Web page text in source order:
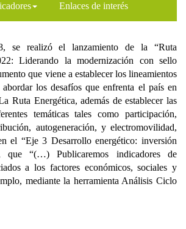
Enlaces de interés
se realizó el lanzamiento de la “Ruta
Liderando la modernización con sello
que viene a establecer los lineamientos
los desafíos que enfrenta el país en
Ruta Energética, además de establecer las
temáticas tales como participación,
autogeneración, y electromovilidad,
el “Eje 3 Desarrollo energético: inversión
que “(…) Publicaremos indicadores de
a los factores económicos, sociales y
mediante la herramienta Análisis Ciclo